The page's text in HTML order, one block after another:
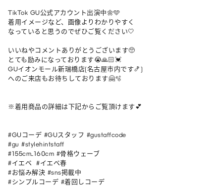
TikTok GU公式アカウント出演中🌼🩵
着用イメージなど、画像よりわかりやすく
なっていると思うのでぜひご覧ください🤍
いいねやコメントありがとうございます🥺
とても励みになっております😭🙏🏻💓
GUイオンモール新瑞橋店(名古屋市内です🍤)
へのご来店もお待ちしております🤗🫧
※着用商品の詳細は下記からご覧頂けます💕
#GUコーデ #GUスタッフ #gustaffcode
#gu #stylehintstaff
#155cm_160cm #骨格ウェーブ
#イエベ  #イエベ春
#お悩み解決 #sns掲載中
#シンプルコーデ #着回しコーデ